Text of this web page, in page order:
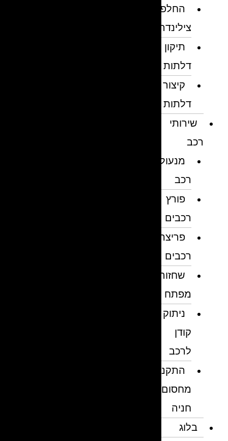
החלפת
צילינדרים
תיקון
דלתות
קיצור
דלתות
שירותי
מנעולן
פורץ
רכבים
פריצת
רכבים
שחזור
מפתח
ניתוק
לרכב
התקנת
מחסום
חניה
בלוג